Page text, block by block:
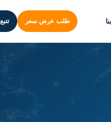
طلب عرض سعر